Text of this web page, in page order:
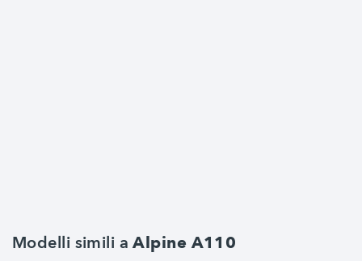
Modelli simili aAlpine A110